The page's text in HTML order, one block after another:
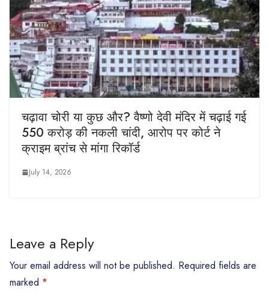
चढ़ावा चोरी या कुछ और? वैष्णो देवी मंदिर में चढ़ाई गई
550 करोड़ की नकली चांदी, आरोप पर कोर्ट ने
क्राइम ब्रांच से मांगा रिकॉर्ड
July 14, 2026
Leave a Reply
Your email address will not be published. Required fields are
marked *